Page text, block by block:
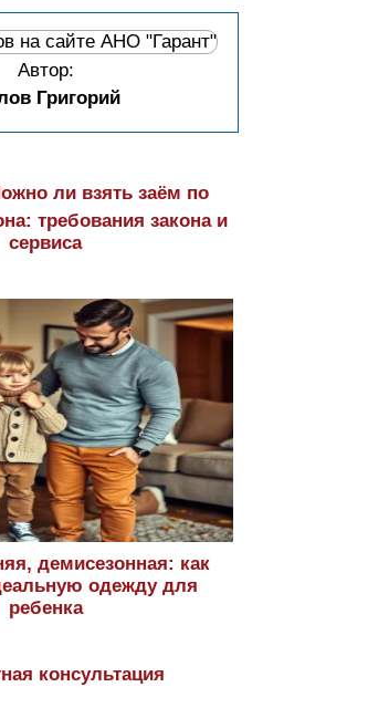
Автор:
Григорий
ли взять заём по
требования закона и
сервиса
демисезонная: как
одежду для
ребенка
консультация